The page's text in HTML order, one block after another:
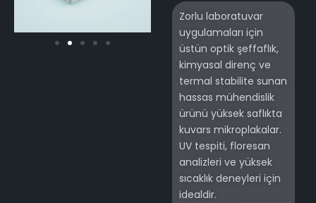
Zorlu laboratuvar
uygulamaları için
üstün optik şeffaflık,
kimyasal direnç ve
termal stabilite sunan
hassas mühendislik
ürünü yüksek saflıkta
kuvars mikroplakalar.
UV tespiti, floresan
analizleri ve yüksek
sıcaklık deneyleri için
idealdir.